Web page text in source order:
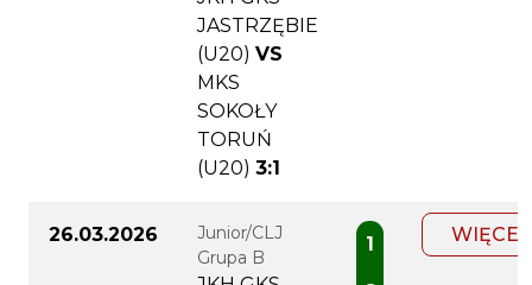
JASTRZĘBIE
(U20) VS
MKS
SOKOŁY
TORUŃ
(U20) 3:1
26.03.2026
Junior/CLJ
Grupa B
1 WIĘCEJ